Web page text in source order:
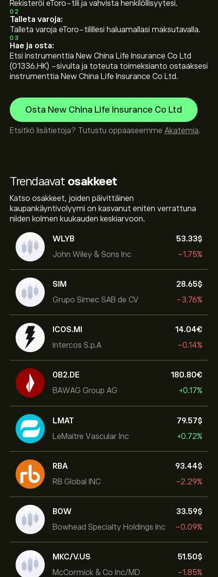
Trendaavat osakkeet
Katso osakkeet, joiden päivittäinen
kaupankäyntivolyymi on kasvanut eniten verrattuna
niiden kolmen kuukauden keskiarvoon.
WLYB
John Wiley & Sons Inc
53.33‎$‎
-1.75%
SIM
Grupo Simec SAB de CV
28.65‎$‎
-3.76%
ICOS.MI
Intercos S.p.A
14.04‎€‎
-0.14%
0B2.DE
BAWAG Group AG
180.80‎€‎
+0.17%
LMAT
LeMaitre Vascular Inc
79.57‎$‎
+0.72%
RBA
RB Global INC
93.44‎$‎
-2.29%
BOW
Bowhead Specialty Holdings Inc
33.59‎$‎
-0.09%
MKC/V.US
McCormick & Co Inc/MD
51.50‎$‎
-1.85%
Rekisteröi eToro-tili ja vahvista henkilöllisyytesi.
02
Talleta varoja:
Talleta varoja eToro-tilillesi haluamallasi maksutavalla.
03
Hae ja osta:
Etsi instrumenttia New China Life Insurance Co Ltd
(01336.HK) -sivulta ja toteuta toimeksianto ostaaksesi
instrumenttia New China Life Insurance Co Ltd.
Osta New China Life Insurance Co Ltd
Etsitkö lisätietoja? Tutustu oppaaseemme Akatemia.